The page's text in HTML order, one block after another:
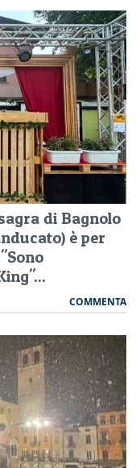
di Bagnolo
è per
COMMENTA